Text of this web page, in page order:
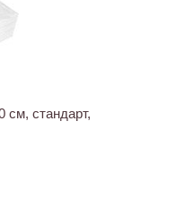
см, стандарт,